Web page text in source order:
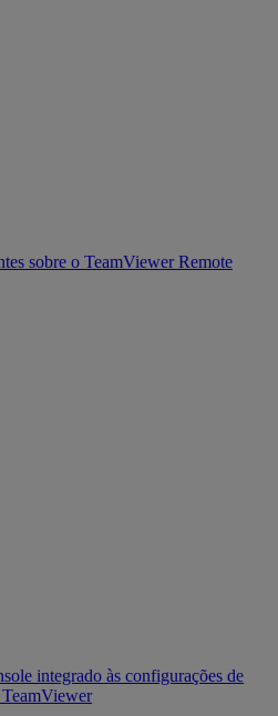
sobre o TeamViewer Remote
integrado às configurações de